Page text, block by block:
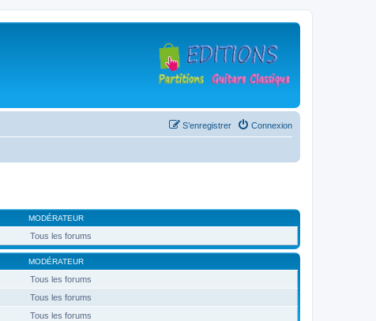
Connexion
S’enregistrer
MODÉRATEUR
Tous les forums
MODÉRATEUR
Tous les forums
Tous les forums
Tous les forums